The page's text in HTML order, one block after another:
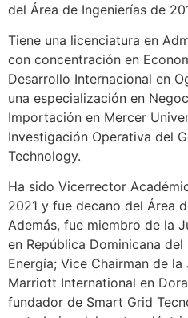
del Área de Ingenierías de
Tiene una licenciatura en
con concentración en
Desarrollo Internacional en
una especialización en
Importación en Mercer
Investigación Operativa del
Technology.
Ha sido Vicerrector
2021 y fue decano del Área
Además, fue miembro de la
en República Dominicana
Energía; Vice Chairman de
Marriott International en
fundador de Smart Grid